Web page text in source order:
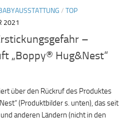
/ TOP
2021
–
„Boppy® Hug&Nest“
über den Rückruf des Produktes
(Produktbilder s. unten), das seit
anderen Ländern (nicht in den